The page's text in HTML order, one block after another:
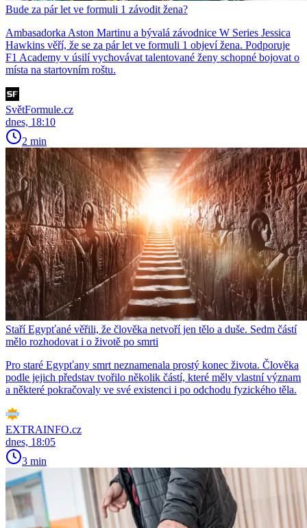
Bude za pár let ve formuli 1 závodit žena?
Ambasadorka Aston Martinu a bývalá závodnice W Series Jessica
Hawkins věří, že se za pár let ve formuli 1 objeví žena. Podporuje
F1 Academy v úsilí vychovávat talentované ženy schopné bojovat o
místa na startovním roštu.
SvětFormule.cz
dnes, 18:10
2 min
Staří Egypťané věřili, že člověka netvoří jen tělo a duše. Sedm částí
mělo rozhodovat i o životě po smrti
Pro staré Egypťany smrt neznamenala prostý konec života. Člověka
podle jejich představ tvořilo několik částí, které měly vlastní význam
a některé pokračovaly ve své existenci i po odchodu fyzického těla.
EXTRAINFO.cz
dnes, 18:05
3 min